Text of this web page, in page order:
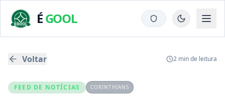
ÉGOOL
Voltar 2 min de leitura
FEED DE NOTÍCIAS CORINTHIANS